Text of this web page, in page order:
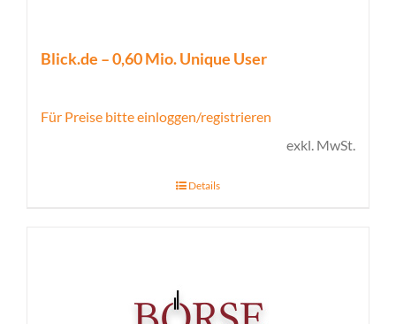
Blick.de – 0,60 Mio. Unique User
Für Preise bitte einloggen/registrieren
exkl. MwSt.
Details